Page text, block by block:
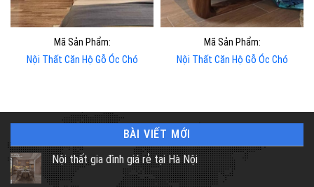
Mã Sản Phẩm:
Nội Thất Căn Hộ Gỗ Óc Chó
Mã Sản Phẩm:
Nội Thất Căn Hộ Gỗ Óc Chó
BÀI VIẾT MỚI
Nội thất gia đình giá rẻ tại Hà Nội